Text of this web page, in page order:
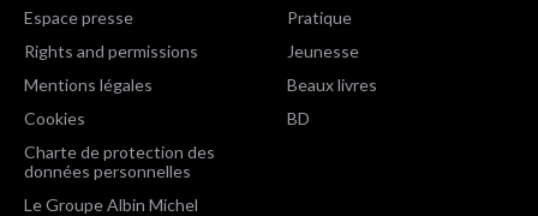
Espace presse
Rights and permissions
Mentions légales
Cookies
Charte de protection des
données personnelles
Le Groupe Albin Michel
Pratique
Jeunesse
Beaux livres
BD